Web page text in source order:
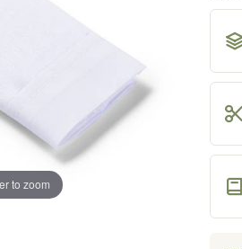
to zoom